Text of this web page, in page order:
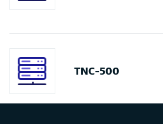
TNC-500